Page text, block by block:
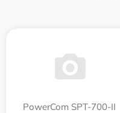
PowerCom SPT-700-II